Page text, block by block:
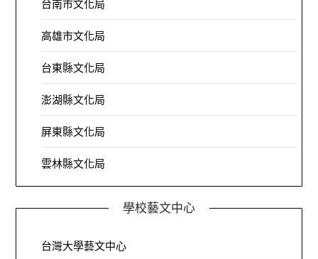
台南市文化局
高雄市文化局
台東縣文化局
澎湖縣文化局
屏東縣文化局
雲林縣文化局
學校藝文中心
台灣大學藝文中心